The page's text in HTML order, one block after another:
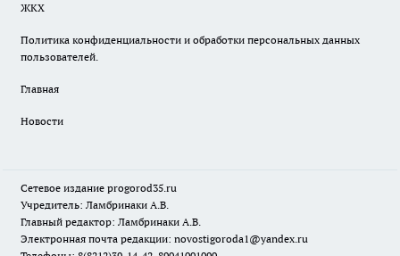
ЖКХ
Политика конфиденциальности и обработки персональных данных
пользователей.
Главная
Новости
Сетевое издание progorod35.ru
Учредитель: Ламбринаки А.В.
Главный редактор: Ламбринаки А.В.
Электронная почта редакции: novostigoroda1@yandex.ru